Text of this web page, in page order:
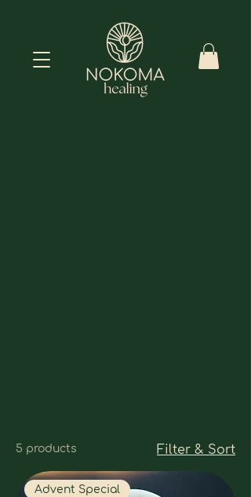
5 products Filter & Sort
Advent Special